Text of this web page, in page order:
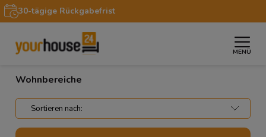
30-tägige Rückgabefrist
MENÜ
Startseite » Wohnbereiche
Wohnbereiche